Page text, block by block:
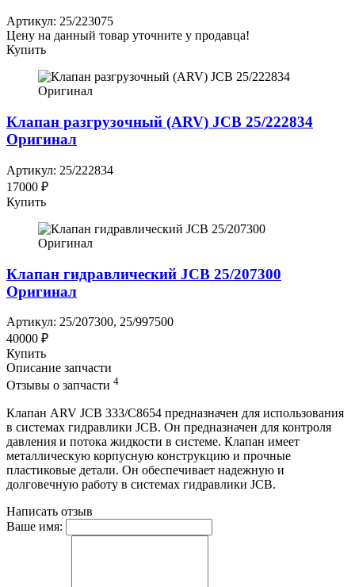
Артикул: 25/223075
Цену на данный товар уточните у продавца!
Купить
Клапан разгрузочный (ARV) JCB 25/222834
Оригинал
Артикул: 25/222834
17000 ₽
Купить
Клапан гидравлический JCB 25/207300
Оригинал
Артикул: 25/207300, 25/997500
40000 ₽
Купить
Описание запчасти
Отзывы о запчасти 4
Клапан ARV JCB 333/C8654 предназначен для использования
в системах гидравлики JCB. Он предназначен для контроля
давления и потока жидкости в системе. Клапан имеет
металлическую корпусную конструкцию и прочные
пластиковые детали. Он обеспечивает надежную и
долговечную работу в системах гидравлики JCB.
Написать отзыв
Ваше имя: